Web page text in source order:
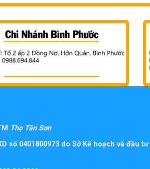
Thọ Tân Sơn
số 0401800973 do Sở Kế hoạch và đầu tư